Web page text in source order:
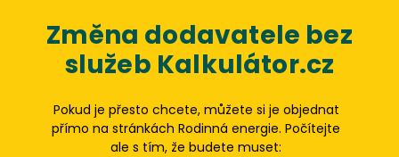
Změna dodavatele bez
služeb Kalkulátor.cz
Pokud je přesto chcete, můžete si je objednat
přímo na stránkách Rodinná energie. Počítejte
ale s tím, že budete muset: